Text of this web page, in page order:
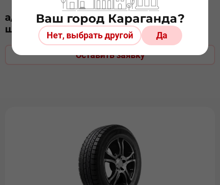
а/ш 215/55х17 GOODRIDE STUD Z-506
шип
Оставить заявку
Ваш город Караганда?
Нет, выбрать другой Да